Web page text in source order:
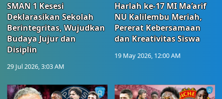
SMAN 1 Kesesi
Deklarasikan Sekolah
Berintegritas, Wujudkan
Budaya Jujur dan
Disiplin
29 Jul 2026, 3:03 AM
Harlah ke-17 MI Ma’arif
NU Kalilembu Meriah,
Pererat Kebersamaan
dan Kreativitas Siswa
19 May 2026, 12:00 AM